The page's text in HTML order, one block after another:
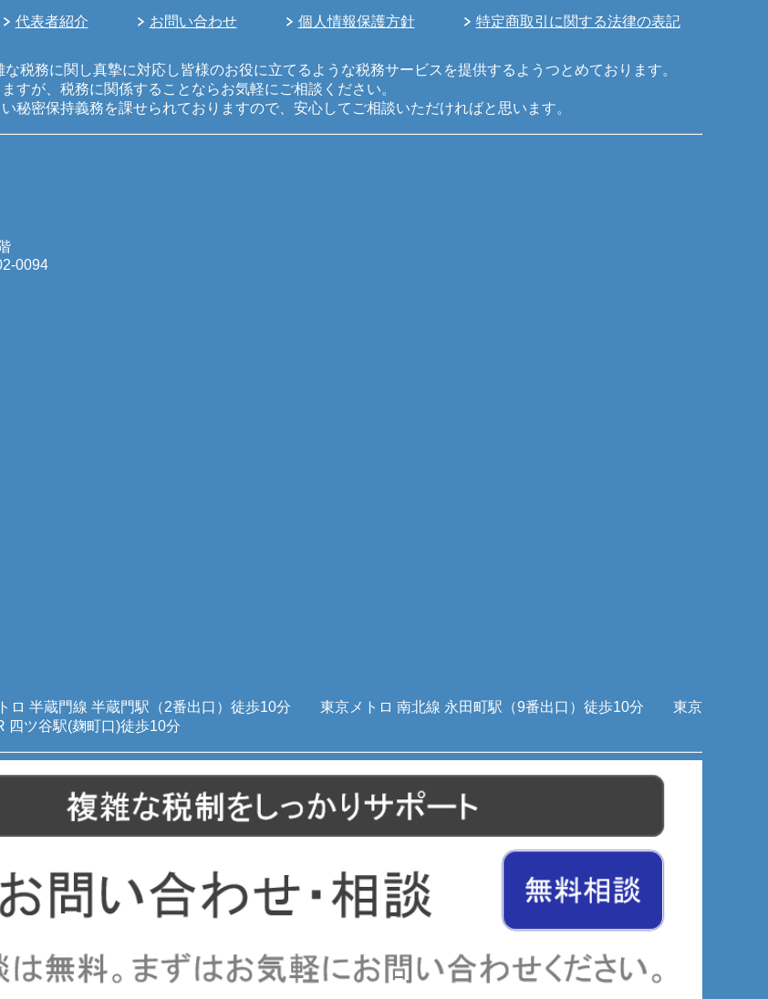
代表者紹介 お問い合わせ 個人情報保護方針 特定商取引に関する法律の表記
税務に関し真摯に対応し皆様のお役に立てるような税務サービスを提供するようつとめております。
すが、税務に関係することならお気軽にご相談ください。
秘密保持義務を課せられておりますので、安心してご相談いただければと思います。
0094
ロ 半蔵門線 半蔵門駅（2番出口）徒歩10分 東京メトロ 南北線 永田町駅（9番出口）徒歩10分 東京
ツ谷駅(麹町口)徒歩10分